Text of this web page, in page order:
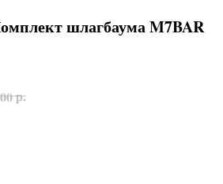
шлагбаума M7BAR
р.